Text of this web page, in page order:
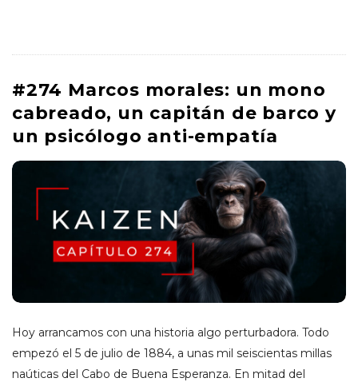
#274 Marcos morales: un mono
cabreado, un capitán de barco y
un psicólogo anti-empatía
Hoy arrancamos con una historia algo perturbadora. Todo
empezó el 5 de julio de 1884, a unas mil seiscientas millas
naúticas del Cabo de Buena Esperanza. En mitad del